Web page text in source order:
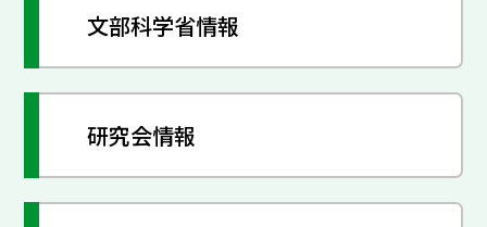
文部科学省情報
研究会情報